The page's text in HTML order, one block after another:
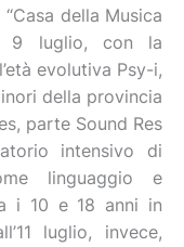
della Musica
9 luglio, con la
evolutiva Psy-i,
della provincia
parte Sound Res
intensivo di
linguaggio e
i 10 e 18 anni in
luglio, invece,